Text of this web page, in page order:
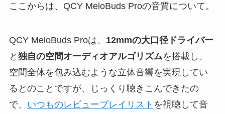
ここからは、QCY MeloBuds Proの音質について。
QCY MeloBuds Proは、 12mmの大口径ドライバー
と 独自の空間オーディオアルゴリズムを搭載し、
空間全体を包み込むような立体音響を実現してい
るとのことですが、じっくり聴きこんできたの
で、 いつものレビュープレイリスト を視聴して音